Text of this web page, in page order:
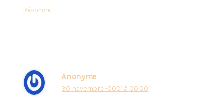
Répondre
Anonyme
30 novembre -0001 à 00:00